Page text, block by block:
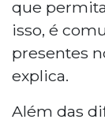
que
isso, é
presentes
explica.
Além das